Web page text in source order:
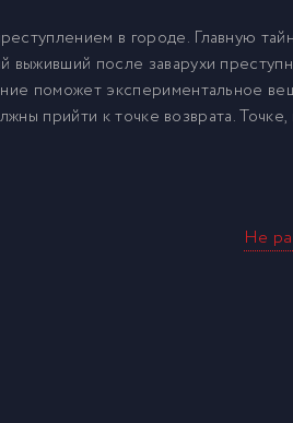
в городе. Главную
выживший после заварухи
поможет экспериментальное
прийти к точке возврата. Точке,
Не